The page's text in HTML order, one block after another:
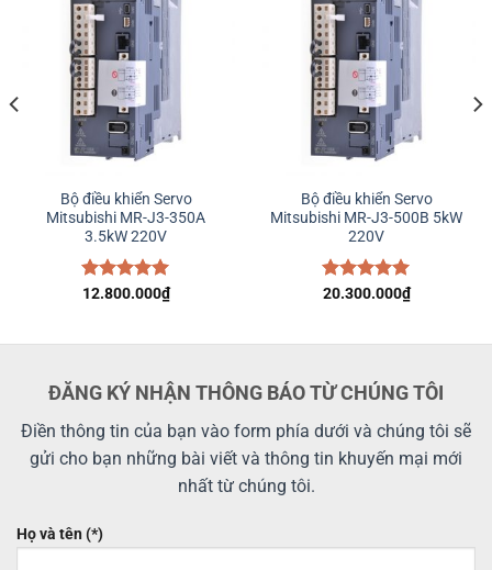
Bộ điều khiển Servo
Mitsubishi MR-J3-350A
3.5kW 220V
Được xếp
12.800.000₫
Bộ điều khiển Servo
Mitsubishi MR-J3-500B 5kW
220V
Được xếp
20.300.000₫
ĐĂNG KÝ NHẬN THÔNG BÁO TỪ CHÚNG TÔI
Điền thông tin của bạn vào form phía dưới và chúng tôi sẽ
gửi cho bạn những bài viết và thông tin khuyến mại mới
nhất từ chúng tôi.
Họ và tên (*)